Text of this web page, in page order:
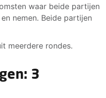
waar beide partijen
nemen. Beide partijen
meerdere rondes.
3